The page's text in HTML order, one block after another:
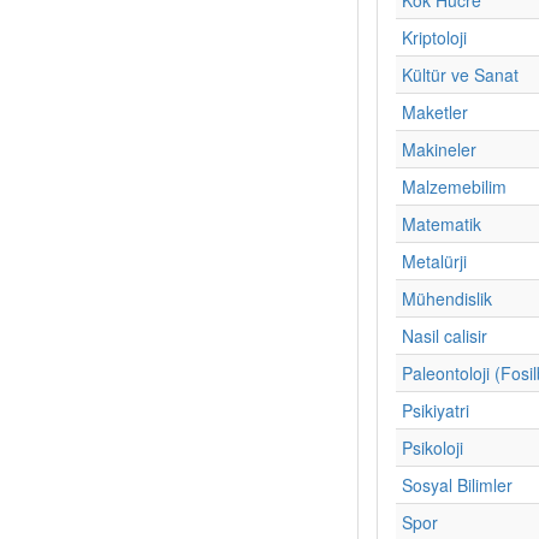
Kriptoloji
Kültür ve Sanat
Maketler
Makineler
Malzemebilim
Matematik
Metalürji
Mühendislik
Nasil calisir
Paleontoloji
Psikiyatri
Psikoloji
Sosyal Bilimler
Spor